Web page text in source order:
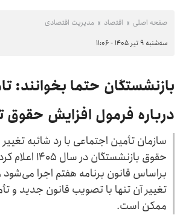
صفحه اصلی اقتصاد مدیریت اقتصادی
سه‌شنبه ۹ تیر ۱۴۰۵ - ۱۱:۰۶
بازنشستگان حتما بخوانند:
درباره فرمول افزایش حقوق
سازمان تأمین اجتماعی با رد شائبه
حقوق
براساس قانون برنامه هفتم اجرا می‌شود
تغییر آن تنها با تصویب قانون جدید و
ممکن است.